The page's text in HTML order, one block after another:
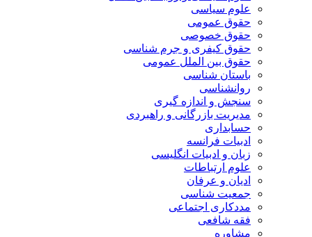
علوم سیاسی
حقوق عمومی
حقوق خصوصی
حقوق کیفری و جرم شناسی
حقوق بین الملل عمومی
باستان شناسی
روانشناسی
سنجش و اندازه گیری
مدیریت بازرگانی و راهبردی
حسابداری
ادبیات فرانسه
زبان و ادبیات انگلیسی
علوم ارتباطات
ادیان و عرفان
جمعیت شناسی
مددکاری اجتماعی
فقه شافعی
مشاوره